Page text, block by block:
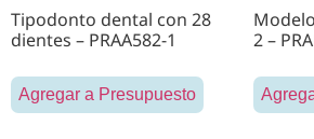
Tipodonto dental con 28
dientes – PRAA582-1
Agregar a Presupuesto
2 –